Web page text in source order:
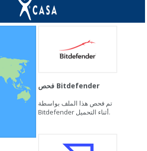
فحص Bitdefender
تم فحص هذا الملف بواسطة
Bitdefender أثناء التحميل.